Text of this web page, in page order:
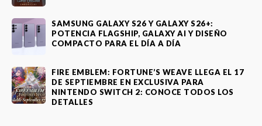
SAMSUNG GALAXY S26 Y GALAXY S26+:
POTENCIA FLAGSHIP, GALAXY AI Y DISEÑO
COMPACTO PARA EL DÍA A DÍA
FIRE EMBLEM: FORTUNE’S WEAVE LLEGA EL 17
DE SEPTIEMBRE EN EXCLUSIVA PARA
NINTENDO SWITCH 2: CONOCE TODOS LOS
DETALLES